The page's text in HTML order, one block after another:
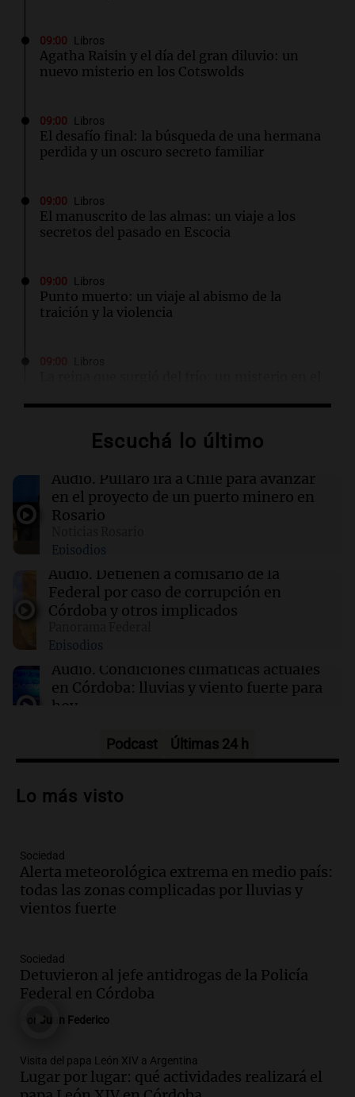
09:00 Libros
Agatha Raisin y el día del gran diluvio: un
nuevo misterio en los Cotswolds
09:00 Libros
El desafío final: la búsqueda de una hermana
perdida y un oscuro secreto familiar
09:00 Libros
El manuscrito de las almas: un viaje a los
secretos del pasado en Escocia
09:00 Libros
Punto muerto: un viaje al abismo de la
traición y la violencia
Radioinforme 3 Rosario
de un puerto minero en Rosario
08:55 El papa León XIV en Argentina
homenajeó a León XIV con una pizza
esculpida con su rostro
08:49 Radioinforme 3 Rosario
dilema del Consulado tras encontrar a Micaela
en Brasil
Escuchá lo último
Audio. Pullaro irá a Chile para avanzar
en el proyecto de un puerto minero en
Rosario
Episodios
Audio. Detienen a comisario de la
Federal por caso de corrupción en
Córdoba y otros implicados
Episodios
Audio. Condiciones climáticas actuales
en Córdoba: lluvias y viento fuerte para
hoy
Audio.Exposición solidaria de vehículos
donaciones para merenderos
Audio.
Norte muestra una leve baja en el costo
para 10 personas
Noticias
Audio.
Córdoba homenajeó a León XIV con una
pizza esculpida con su rostro
Episodios
Audio.Córdoba jugará un papel clave en
la visita del Papa León XIV a Argentina
Podcast Últimas 24 h
Lo más visto
Sociedad
Alerta meteorológica extrema en medio país:
todas las zonas complicadas por lluvias y
vientos fuerte
Sociedad
Detuvieron al jefe antidrogas de la Policía
Federal en Córdoba
Juan Federico
Visita del papa León XIV a Argentina
Lugar por lugar: qué actividades realizará el